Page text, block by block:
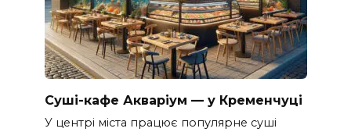
Суші-кафе Акваріум — у Кременчуці
У центрі міста працює популярне суші